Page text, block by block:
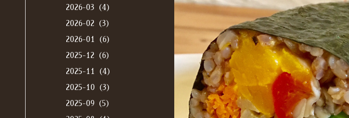
2026-03（4）
2026-02（3）
2026-01（6）
2025-12（6）
2025-11（4）
2025-10（3）
2025-09（5）